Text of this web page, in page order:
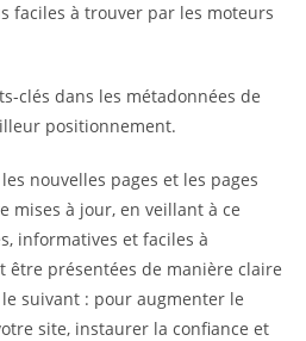
faciles à trouver par les moteurs
clés dans les métadonnées de
positionnement.
nouvelles pages et les pages
mises à jour, en veillant à ce
informatives et faciles à
être présentées de manière claire
suivant : pour augmenter le
site, instaurer la confiance et